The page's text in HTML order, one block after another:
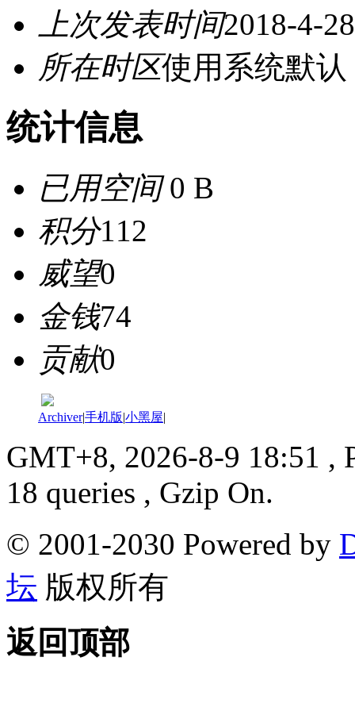
上次发表时间2018-4-
所在时区使用系统默认
统计信息
已用空间0 B
积分112
威望0
金钱74
贡献0
Archiver|手机版|小黑屋|
GMT+8, 2026-8-9 18:51 ,
18 queries , Gzip On.
© 2001-2030 Powered by
坛 版权所有
返回顶部